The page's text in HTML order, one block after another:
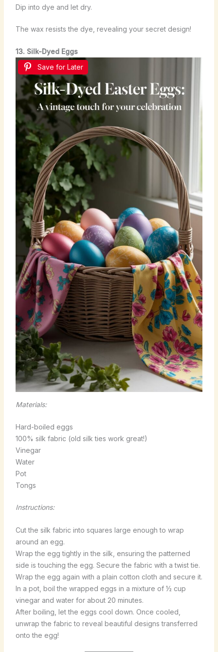
Dip into dye and let dry.
The wax resists the dye, revealing your secret design!
13. Silk-Dyed Eggs
Save for Later
Materials:
Hard-boiled eggs
100% silk fabric (old silk ties work great!)
Vinegar
Water
Pot
Tongs
Instructions:
Cut the silk fabric into squares large enough to wrap
around an egg.
Wrap the egg tightly in the silk, ensuring the patterned
side is touching the egg. Secure the fabric with a twist tie.
Wrap the egg again with a plain cotton cloth and secure it.
In a pot, boil the wrapped eggs in a mixture of ½ cup
vinegar and water for about 20 minutes.
After boiling, let the eggs cool down. Once cooled,
unwrap the fabric to reveal beautiful designs transferred
onto the egg!